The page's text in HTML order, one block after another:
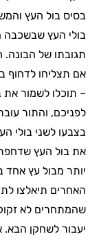
בסיס בול העץ
בולי העץ שבשכבה
תגובתו של
אם תצליחו לדחוף
– תוכלו לשמור
לפניכם, והתור
בצבעו לשני בולי
את בול העץ
יותר מבול עץ
האחרים תיאלצו
שהמתחרים לא
יעבור לשחקן